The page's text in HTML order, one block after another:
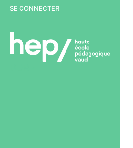
User menu
SE CONNECTER